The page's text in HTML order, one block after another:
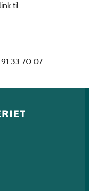
til
91 33 70 07